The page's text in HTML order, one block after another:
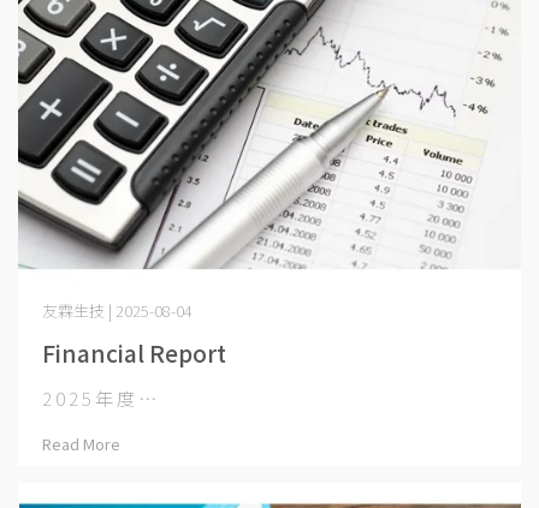
Financial Report
友霖生技 | 2025-08-04
2 0 2 5 年 度 ⋯
Read More